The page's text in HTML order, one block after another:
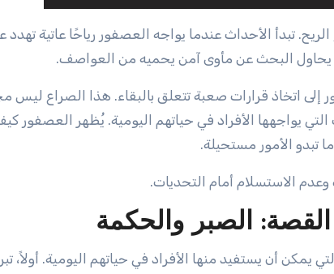
تبدأ الأحداث عندما يواجه العصفور رياحًا عاتية تهدد
يحاول البحث عن مأوى آمن يحميه من العواصف.
إلى اتخاذ قرارات صعبة تتعلق بالبقاء. هذا الصراع ليس
يواجهها الأفراد في حياتهم اليومية. يُظهر العصفور
تبدو الأمور مستحيلة.
الاستسلام أمام التحديات.
الصبر والحكمة
أن يستفيد منها الأفراد في حياتهم اليومية. أولاً،